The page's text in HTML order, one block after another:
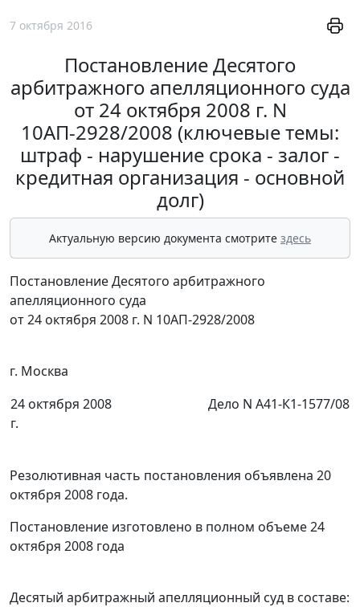
7 октября 2016
Постановление Десятого
арбитражного апелляционного суда
от 24 октября 2008 г. N
10АП-2928/2008 (ключевые темы:
штраф - нарушение срока - залог -
кредитная организация - основной
долг)
Актуальную версию документа смотрите здесь
Постановление Десятого арбитражного
апелляционного суда
от 24 октября 2008 г. N 10АП-2928/2008
г. Москва
24 октября 2008
г.
Дело N А41-К1-1577/08
Резолютивная часть постановления объявлена 20
октября 2008 года.
Постановление изготовлено в полном объеме 24
октября 2008 года
Десятый арбитражный апелляционный суд в составе: